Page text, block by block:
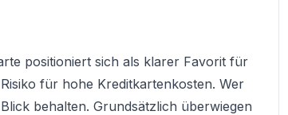
positioniert sich als klarer Favorit für
für hohe Kreditkartenkosten. Wer
behalten. Grundsätzlich überwiegen